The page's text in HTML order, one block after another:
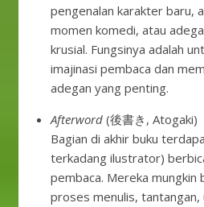
pengenalan karakter baru,
momen komedi, atau
krusial. Fungsinya adalah
imajinasi pembaca dan
adegan yang penting.
Afterword (後書き, Atogaki)
Bagian di akhir buku
terkadang ilustrator)
pembaca. Mereka
proses menulis, tantangan,